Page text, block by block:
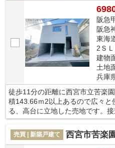
別途費用（税込）…外構費用275
道工事費用88万円・地盤建物保
阪急
阪急
東海
2Ｓ
建物
土地
兵庫
徒歩11分の距離に西宮市立苦楽
積143.66ｍ2以上あるので広々と
る、高台に立地した売地です。
高いです。地域に密着した当社
です。もちろん、阪急甲陽線苦
信がございます。
売買 | 新築戸建て 西宮市苦楽